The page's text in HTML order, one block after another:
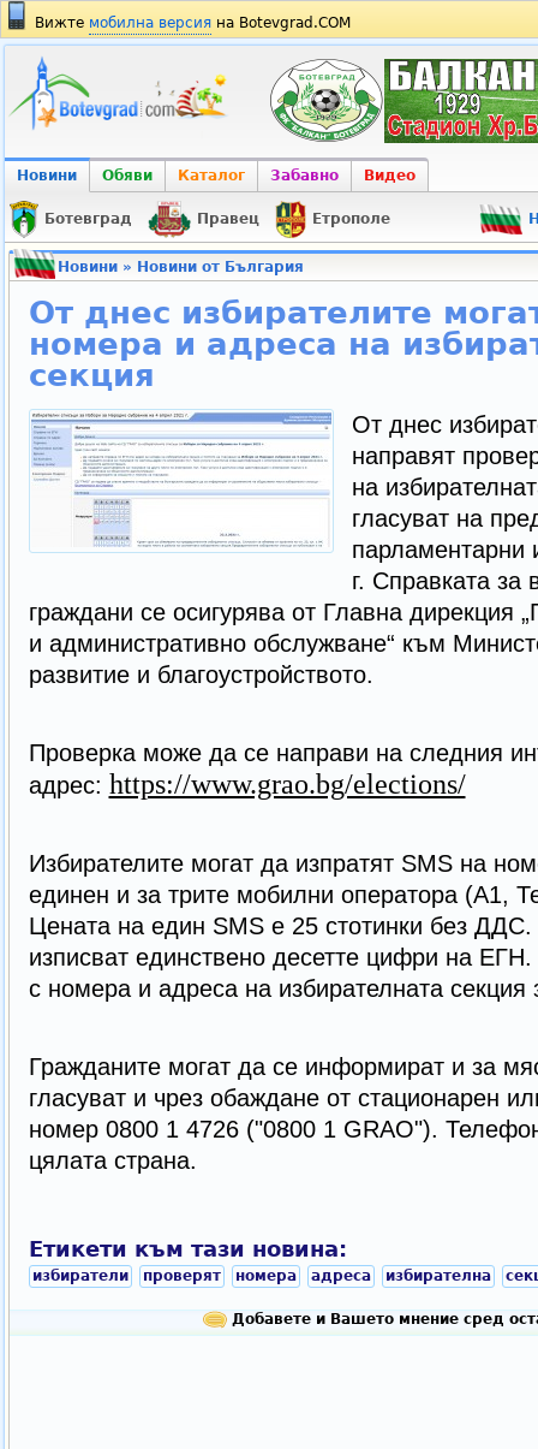
Вижте мобилна версия на Botevgrad.COM
Новини Обяви Каталог Забавно Видео
Ботевград Правец Етрополе
Новини» Новини от България
От днес избирателите
номера и адреса на
секция
От днес
направят
на
гласуват на
парламентарни
г. Справката за
граждани се осигурява от Главна дирекция
и административно обслужване“ към
развитие и благоустройството.
Проверка може да се направи на следния
адрес: https://www.grao.bg/elections/
Избирателите могат да изпратят SMS на
единен и за трите мобилни оператора (А1,
Цената на един SMS e 25 стотинки без ДДС.
изписват единствено десетте цифри на
с номера и адреса на избирателната
Гражданите могат да се информират и за
гласуват и чрез обаждане от стационарен
номер 0800 1 4726 ("0800 1 GRAO").
цялата страна.
Етикети към тази новина:
избиратели проверят номера адреса избирателна
Добавете и Вашето мнение сред